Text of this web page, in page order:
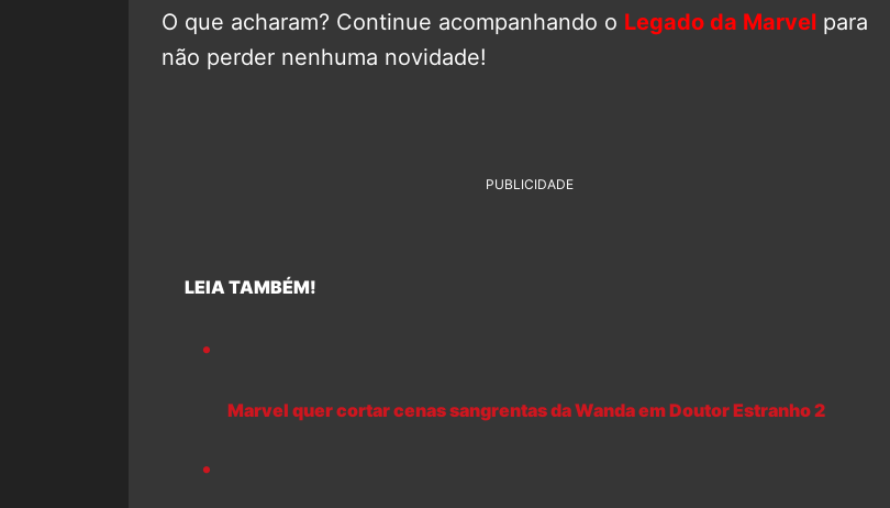
O que acharam? Continue acompanhando o Legado da Marvel para
não perder nenhuma novidade!
PUBLICIDADE
LEIA TAMBÉM!
Marvel quer cortar cenas sangrentas da Wanda em Doutor Estranho 2